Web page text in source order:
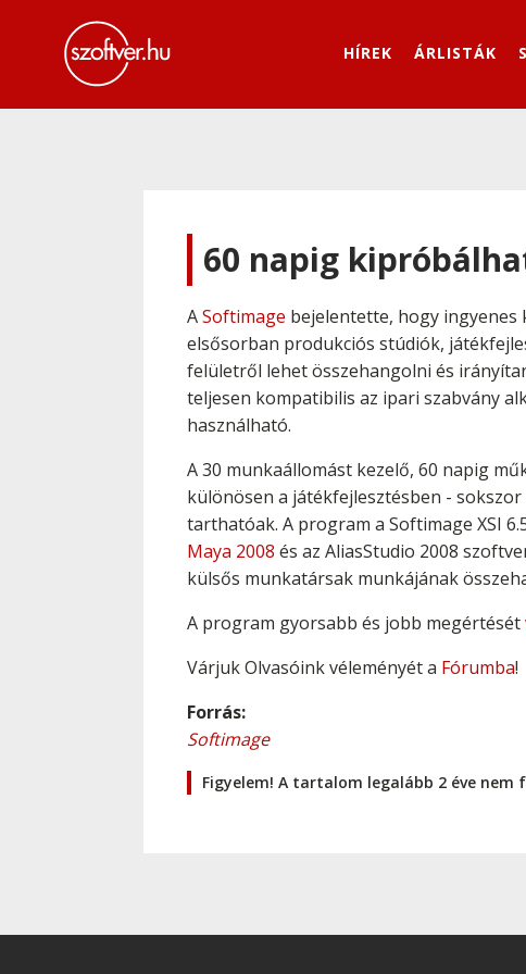
HÍREK ÁRLISTÁK
60 napig
ASoftimage bejelentette, hogy
elsősorban produkciós stúdiók,
felületről lehet összehangolni és
teljesen kompatibilis az ipari szabvány
használható.
A 30 munkaállomást kezelő, 60 napig
különösen a játékfejlesztésben -
tarthatóak. A program a Softimage XSI
Maya 2008 és az AliasStudio 2008
külsős munkatársak munkájának
A program gyorsabb és jobb megértését
Várjuk Olvasóink véleményét a Fórumba!
Forrás:
Softimage
Figyelem! A tartalom legalább 2 éve